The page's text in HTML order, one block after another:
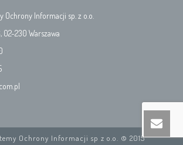
Ochrony Informacji sp. z o.o.
02-230 Warszawa
Ochrony Informacji sp z o.o. © 2015